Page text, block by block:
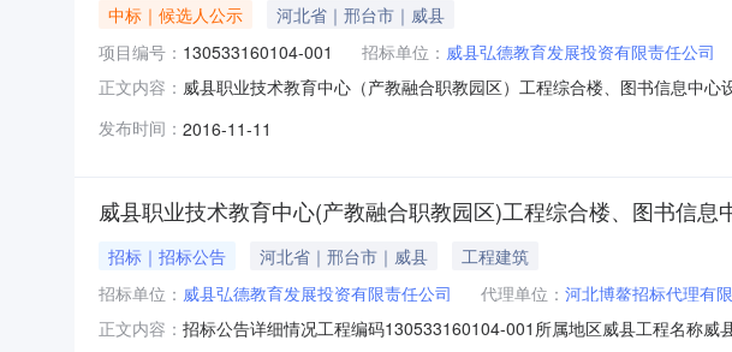
中标｜候选人公示
河北省｜邢台市｜威县
项目编号： 130533160104-001 招标单位： 威县弘德教育发展投资有限责任公司
正文内容： 威县职业技术教育中心（产教融合职教园区）工程综合楼、图书信息中
中心（产教融合职教园区）工程综合楼、图书信息中心设计建设单位威
发布时间： 2016-11-11
威县职业技术教育中心(产教融合职教园区)工程综合楼、图书信息
招标｜招标公告 河北省｜邢台市｜威县
工程建筑
招标单位： 威县弘德教育发展投资有限责任公司 代理单位： 河北博鳌招标代理有
正文内容： 招标公告详细情况工程编码130533160104-001所属地区威县工程名称